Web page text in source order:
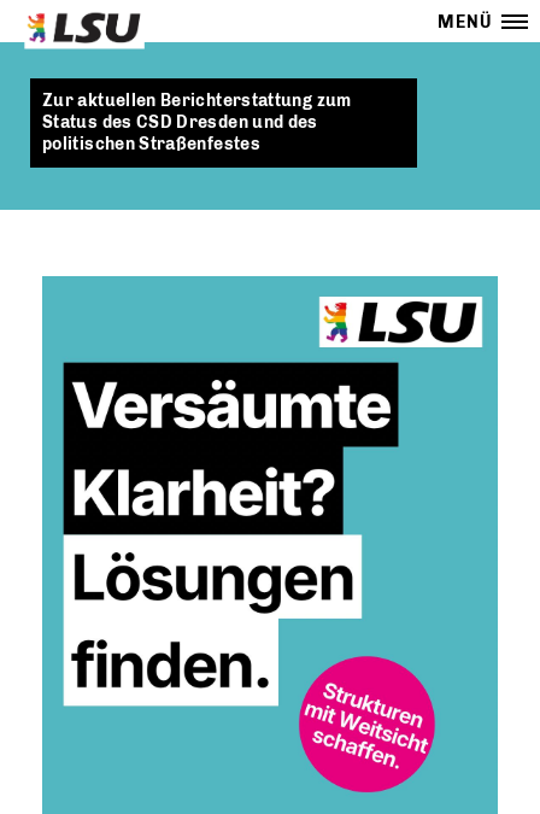
MENÜ
Zur aktuellen Berichterstattung zum
Status des CSD Dresden und des
politischen Straßenfestes